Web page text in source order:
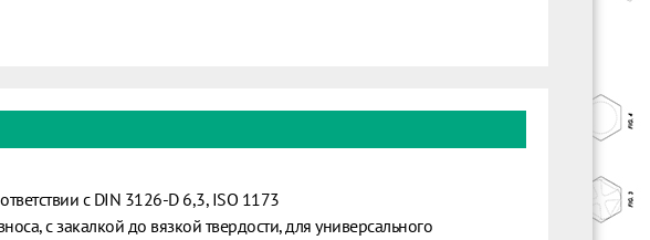
с DIN 3126-D 6,3, ISO 1173
с закалкой до вязкой твердости, для универсального